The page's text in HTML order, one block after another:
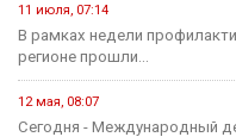
11 июля, 07:14
В рамках недели
регионе прошли...
12 мая, 08:07
Сегодня - Международный